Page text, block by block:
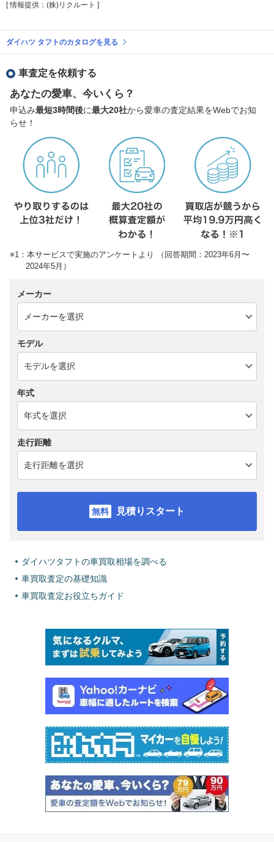
[ 情報提供：(株)リクルート ]
ダイハツ タフトのカタログを見る
車査定を依頼する
あなたの愛車、今いくら？
申込み最短3時間後に最大20社から愛車の査定結果をWebでお知
らせ！
※1：本サービスで実施のアンケートより （回答期間：2023年6月〜
2024年5月）
メーカー
モデル
年式
走行距離
見積りスタート
ダイハツタフトの車買取相場を調べる
車買取査定の基礎知識
車買取査定お役立ちガイド